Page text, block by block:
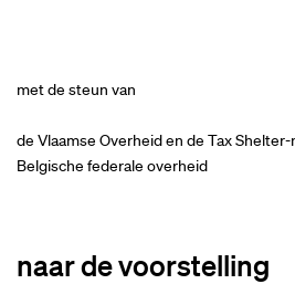
met de steun van
de Vlaamse Overheid en de Tax
Belgische federale overheid
naar de voorstelling